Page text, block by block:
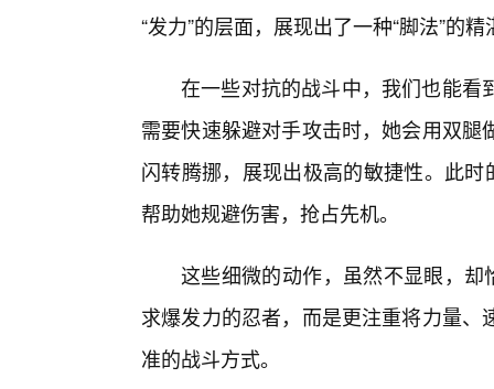
“发力”的层面，展现出了一种“脚法”的精
在一些对抗的战斗中，我们也能看
需要快速躲避对手攻击时，她会用双
闪转腾挪，展现出极高的敏捷性。此
帮助她规避伤害，抢占先机。
这些细微的动作，虽然不显眼，却
求爆发力的忍者，而是更注重将力量
准的战斗方式。